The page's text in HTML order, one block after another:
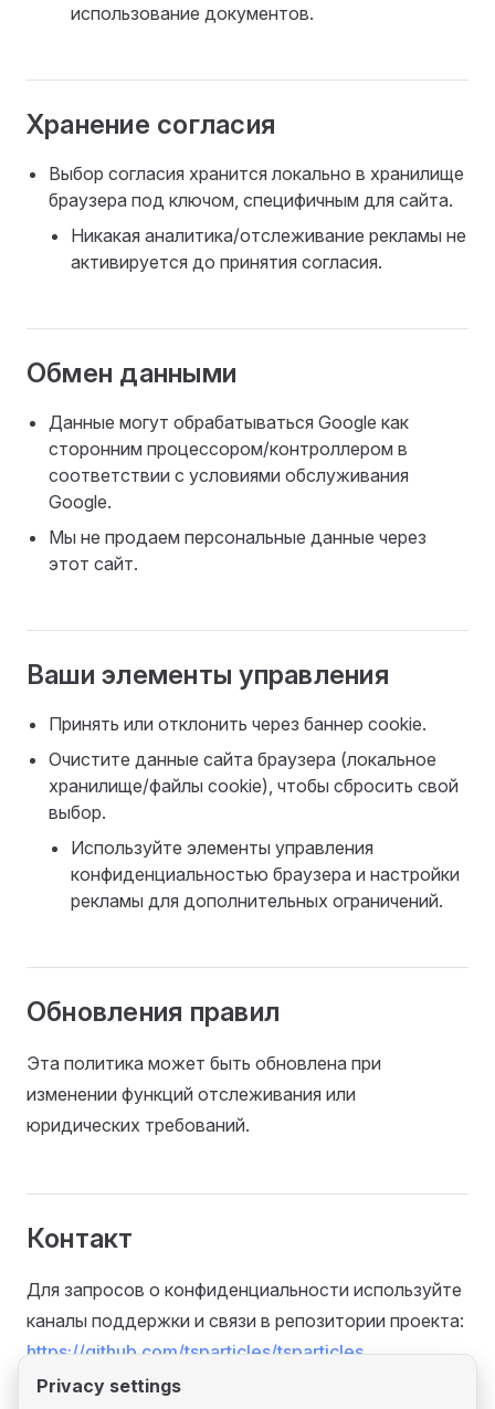
использование документов.
Хранение согласия
Выбор согласия хранится локально в хранилище
браузера под ключом, специфичным для сайта.
Никакая аналитика/отслеживание рекламы не
активируется до принятия согласия.
Обмен данными
Данные могут обрабатываться Google как
сторонним процессором/контроллером в
соответствии с условиями обслуживания
Google.
Мы не продаем персональные данные через
этот сайт.
Ваши элементы управления
Принять или отклонить через баннер cookie.
Очистите данные сайта браузера (локальное
хранилище/файлы cookie), чтобы сбросить свой
выбор.
Используйте элементы управления
конфиденциальностью браузера и настройки
рекламы для дополнительных ограничений.
Обновления правил
Эта политика может быть обновлена при
изменении функций отслеживания или
юридических требований.
Контакт
Для запросов о конфиденциальности используйте
каналы поддержки и связи в репозитории проекта:
https://github.com/tsparticles/tsparticles
Privacy settings